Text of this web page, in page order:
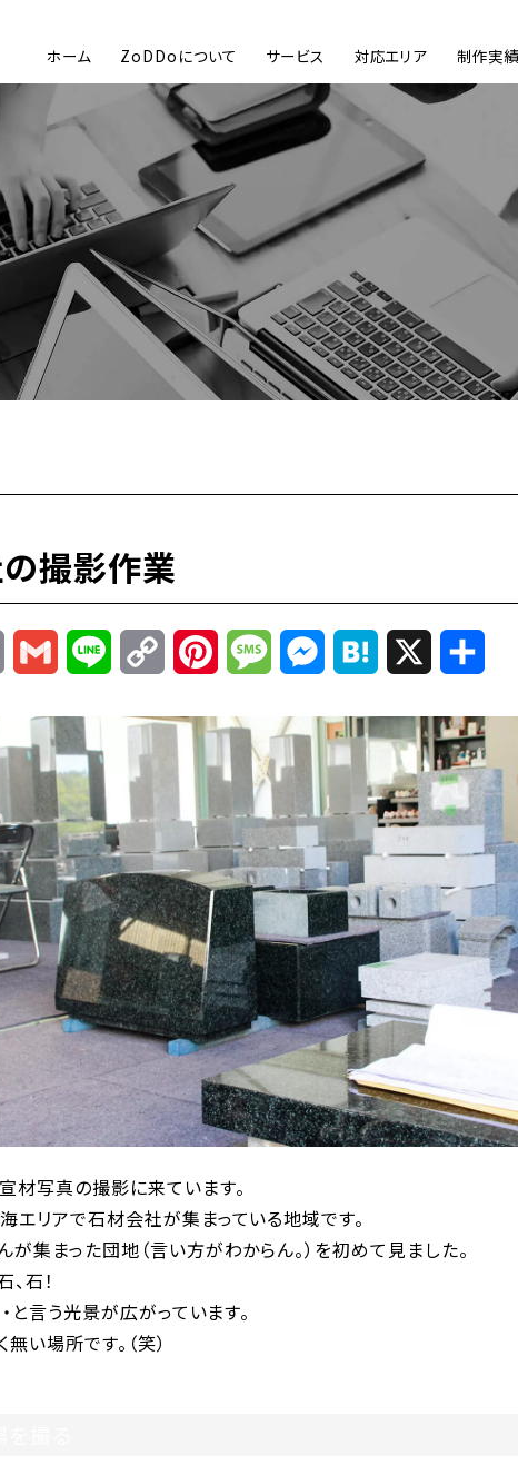
ホーム ZoDDoについて サービス 対応エリア 制作実績
撮影作業
Email Gmail Line
Copy
Link
PinterestMessageMessenger
Hatena
材写真の撮影に来ています。
エリアで石材会社が集まっている地域です。
集まった団地（言い方がわからん。）を初めて見ました。
、石！
・と言う光景が広がっています。
い場所です。（笑）